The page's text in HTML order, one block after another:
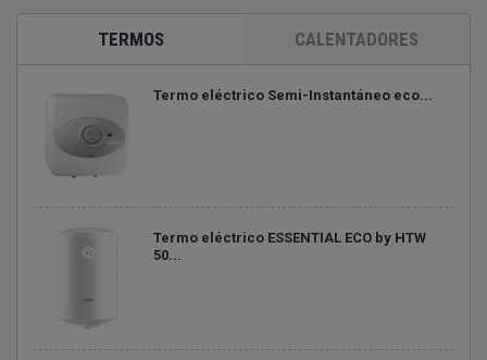
TERMOS CALENTADORES
Termo eléctrico Semi-Instantáneo eco...
Termo eléctrico ESSENTIAL ECO by HTW
50...